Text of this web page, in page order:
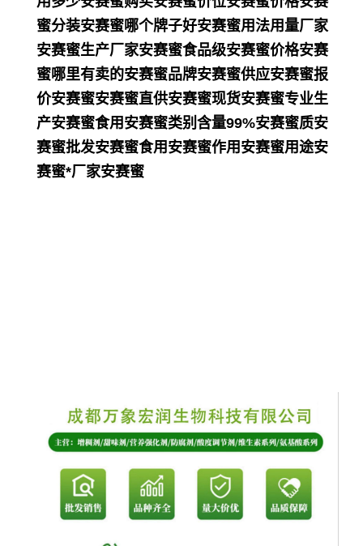
蜜分装安赛蜜哪个牌子好安赛蜜用法用量厂家
安赛蜜生产厂家安赛蜜食品级安赛蜜价格安赛
蜜哪里有卖的安赛蜜品牌安赛蜜供应安赛蜜报
价安赛蜜安赛蜜直供安赛蜜现货安赛蜜专业生
产安赛蜜食用安赛蜜类别含量99%安赛蜜质安
赛蜜批发安赛蜜食用安赛蜜作用安赛蜜用途安
赛蜜*厂家安赛蜜